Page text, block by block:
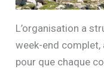
L’organisation a
week-end complet,
pour que chaque